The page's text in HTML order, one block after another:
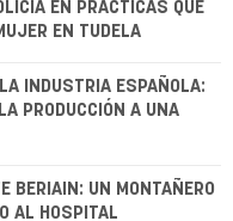
EN PRÁCTICAS QUE
EN TUDELA
INDUSTRIA ESPAÑOLA:
PRODUCCIÓN A UNA
BERIAIN: UN MONTAÑERO
AL HOSPITAL